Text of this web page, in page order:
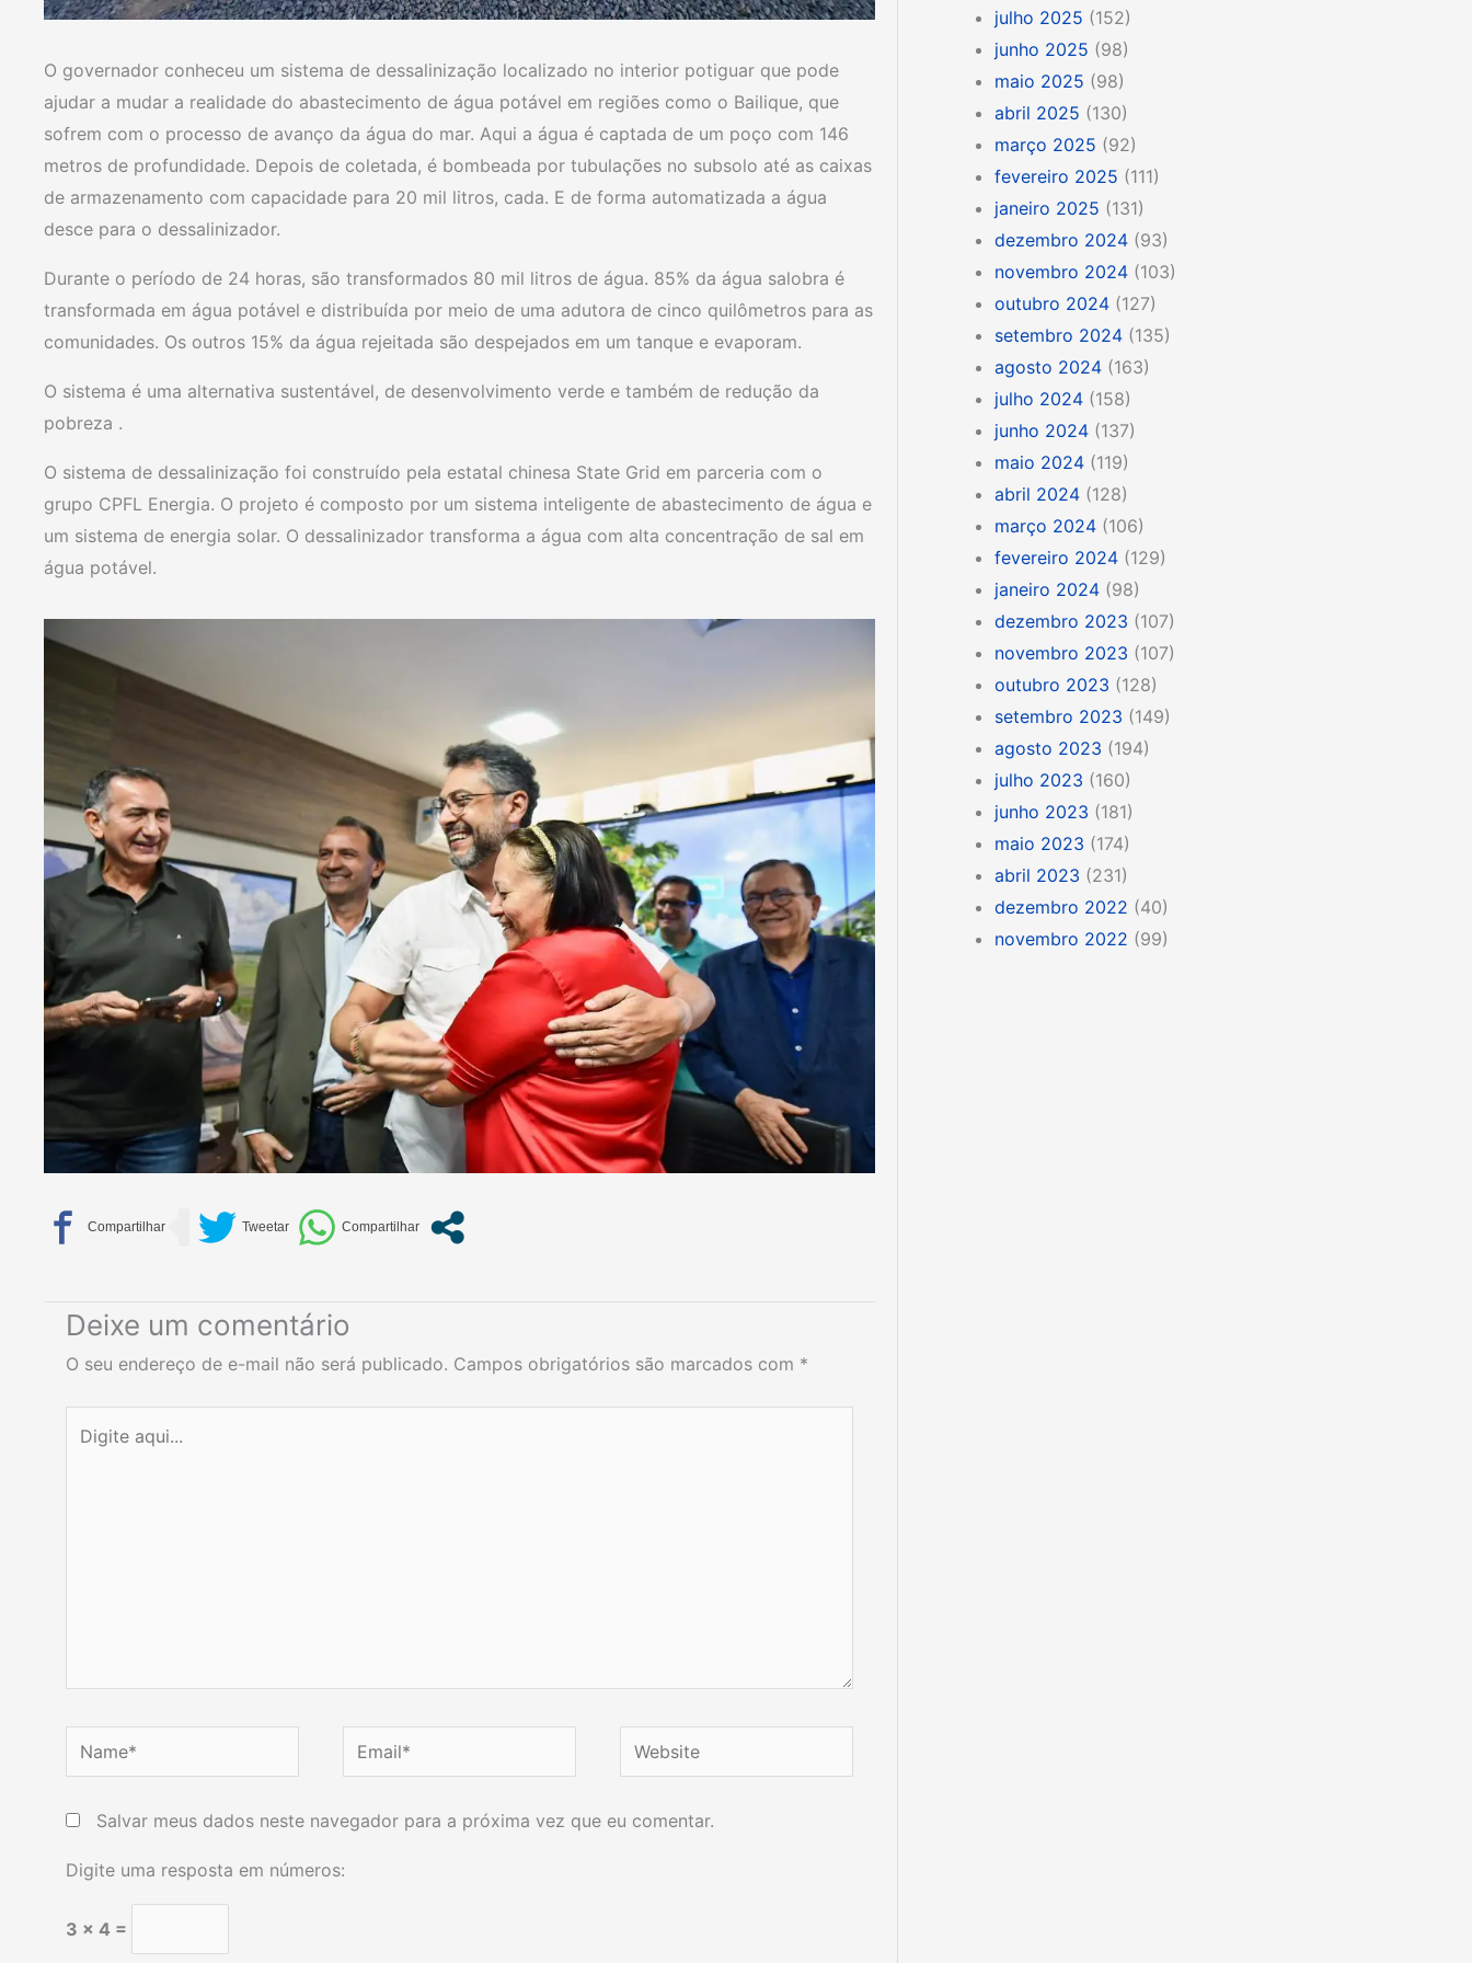
O governador conheceu um sistema de dessalinização localizado no interior potiguar que pode
ajudar a mudar a realidade do abastecimento de água potável em regiões como o Bailique, que
sofrem com o processo de avanço da água do mar. Aqui a água é captada de um poço com 146
metros de profundidade. Depois de coletada, é bombeada por tubulações no subsolo até as caixas
de armazenamento com capacidade para 20 mil litros, cada. E de forma automatizada a água
desce para o dessalinizador.
Durante o período de 24 horas, são transformados 80 mil litros de água. 85% da água salobra é
transformada em água potável e distribuída por meio de uma adutora de cinco quilômetros para as
comunidades. Os outros 15% da água rejeitada são despejados em um tanque e evaporam.
O sistema é uma alternativa sustentável, de desenvolvimento verde e também de redução da
pobreza .
O sistema de dessalinização foi construído pela estatal chinesa State Grid em parceria com o
grupo CPFL Energia. O projeto é composto por um sistema inteligente de abastecimento de água e
um sistema de energia solar. O dessalinizador transforma a água com alta concentração de sal em
água potável.
Deixe um comentário
O seu endereço de e-mail não será publicado. Campos obrigatórios são marcados com *
aqui...
Name* Email* Website
Salvar meus dados neste navegador para a próxima vez que eu comentar.
Digite uma resposta em números:
3 × 4 =
julho 2025 (152)
junho 2025 (98)
maio 2025 (98)
abril 2025 (130)
março 2025 (92)
fevereiro 2025 (111)
janeiro 2025 (131)
dezembro 2024 (93)
novembro 2024 (103)
outubro 2024 (127)
setembro 2024 (135)
agosto 2024 (163)
julho 2024 (158)
junho 2024 (137)
maio 2024 (119)
abril 2024 (128)
março 2024 (106)
fevereiro 2024 (129)
janeiro 2024 (98)
dezembro 2023 (107)
novembro 2023 (107)
outubro 2023 (128)
setembro 2023 (149)
agosto 2023 (194)
julho 2023 (160)
junho 2023 (181)
maio 2023 (174)
abril 2023 (231)
dezembro 2022 (40)
novembro 2022 (99)